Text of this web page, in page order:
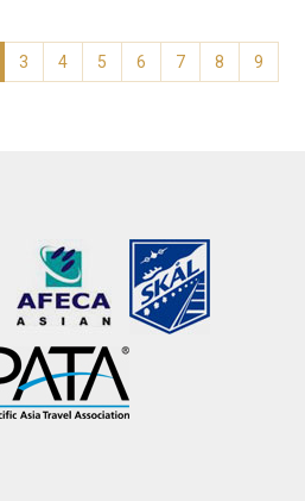
3 4 5 6 7 8 9